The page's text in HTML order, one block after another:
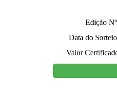
Edição
Data do
Valor